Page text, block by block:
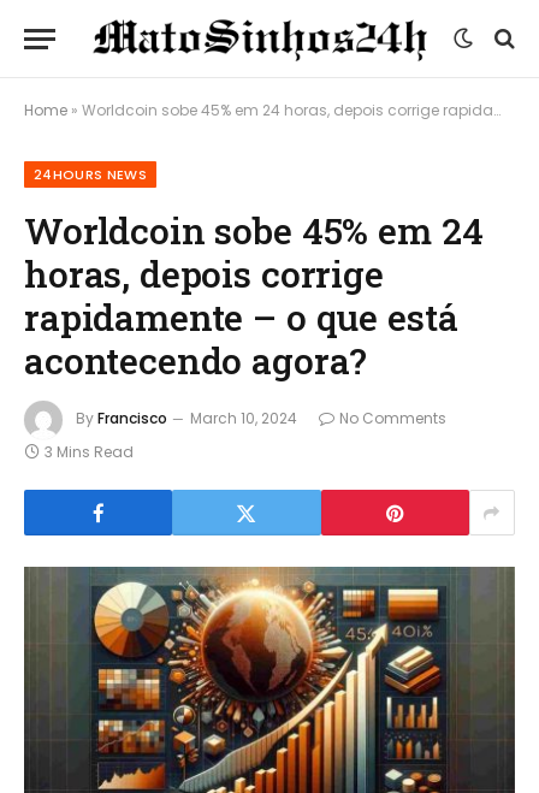
Home » Worldcoin sobe 45% em 24 horas, depois corrige rapidamente – o que está acontecendo agora?
24HOURS NEWS
Worldcoin sobe 45% em 24
horas, depois corrige
rapidamente – o que está
acontecendo agora?
ByFrancisco March 10, 2024
No Comments
3 Mins Read